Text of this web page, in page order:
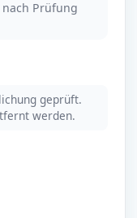
Prüfung
geprüft.
werden.